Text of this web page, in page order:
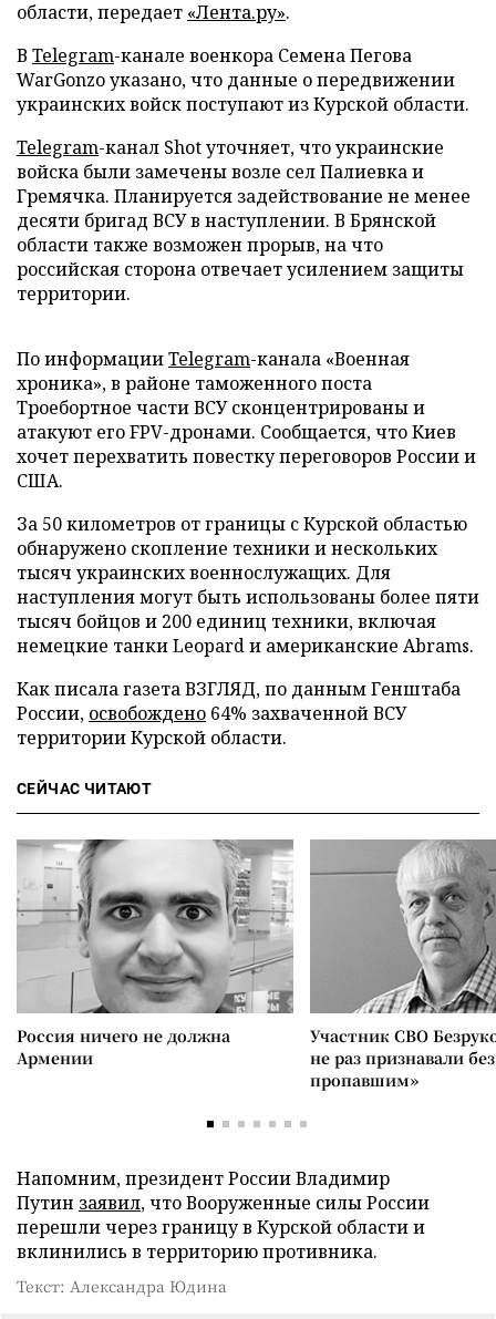
области, передает «Лента.ру».
В Telegram-канале военкора Семена Пегова
WarGonzo указано, что данные о передвижении
украинских войск поступают из Курской области.
Telegram-канал Shot уточняет, что украинские
войска были замечены возле сел Палиевка и
Гремячка. Планируется задействование не менее
десяти бригад ВСУ в наступлении. В Брянской
области также возможен прорыв, на что
российская сторона отвечает усилением защиты
территории.
По информацииTelegram-канала «Военная
хроника», в районе таможенного поста
Троебортное части ВСУ сконцентрированы и
атакуют его FPV-дронами. Сообщается, что Киев
хочет перехватить повестку переговоров России и
США.
За 50 километров от границы с Курской областью
обнаружено скопление техники и нескольких
тысяч украинских военнослужащих. Для
наступления могут быть использованы более пяти
тысяч бойцов и 200 единиц техники, включая
немецкие танки Leopard и американские Abrams.
Как писала газета ВЗГЛЯД, по данным Генштаба
России, освобождено 64% захваченной ВСУ
территории Курской области.
СЕЙЧАС ЧИТАЮТ
Россия ничего не должна
Армении
Участник СВО
не раз признавали
пропавшим»
Напомним, президент России Владимир
Путин заявил, что Вооруженные силы России
перешли через границу в Курской области и
вклинились в территорию противника.
Текст: Александра Юдина